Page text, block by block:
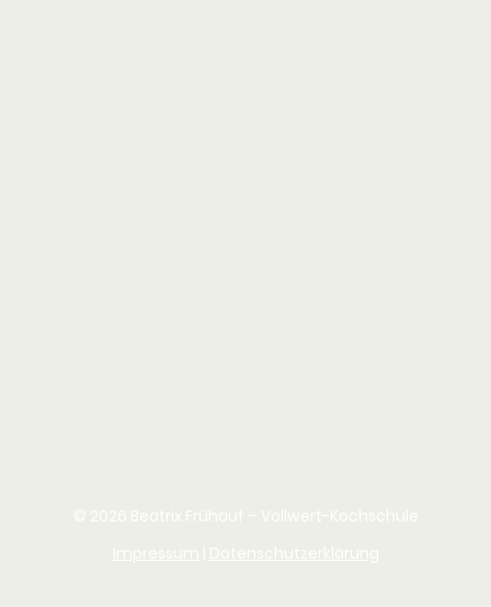
© 2026 Beatrix Frühauf – Vollwert-Kochschule
Impressum Datenschutzerklärung